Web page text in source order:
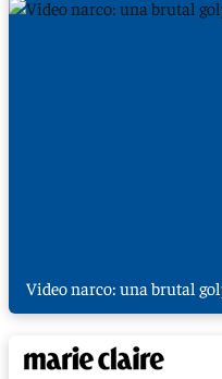
Video narco: una brutal